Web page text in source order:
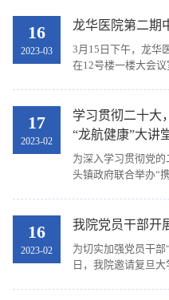
16
2023-03
龙华医院第二期
3月15日下午，龙华
在12号楼一楼大会
17
2023-02
学习贯彻二十大
“龙航健康”大讲
为深入学习贯彻党
头镇政府联合举办“
16
2023-02
我院党员干部开
为切实加强党员干
日，我院邀请复旦